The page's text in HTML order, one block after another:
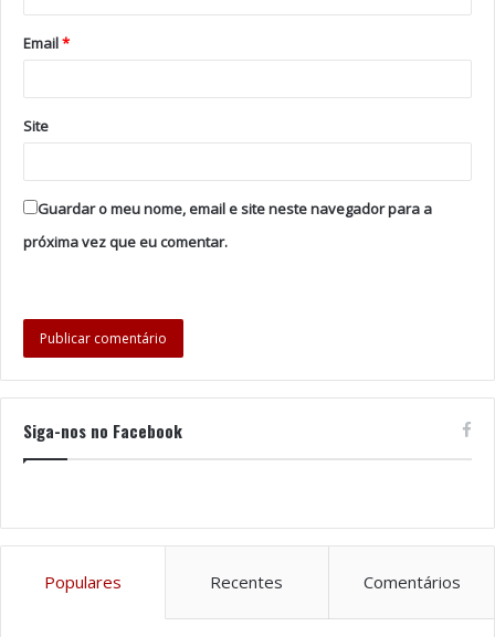
refere o Município.
Email*
Site
Guardar o meu nome, email e site neste navegador para a
próxima vez que eu comentar.
Siga-nos no Facebook
Populares Recentes Comentários